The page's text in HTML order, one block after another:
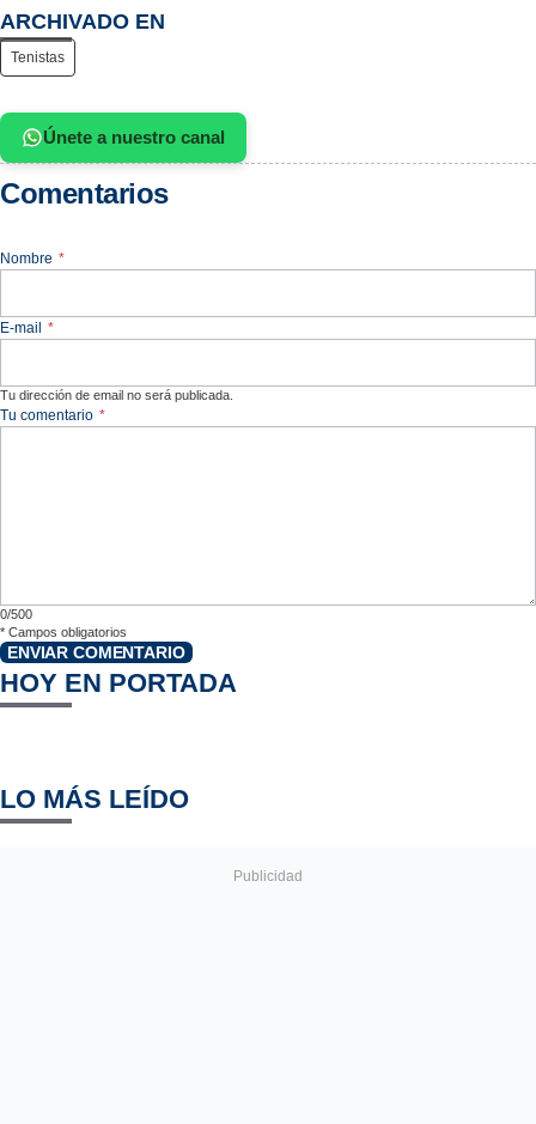
ARCHIVADO EN
Tenistas
Únete a nuestro canal
Comentarios
Nombre *
E-mail *
Tu dirección de email no será publicada.
Tu comentario *
0/500
* Campos obligatorios
ENVIAR COMENTARIO
HOY EN PORTADA
LO MÁS LEÍDO